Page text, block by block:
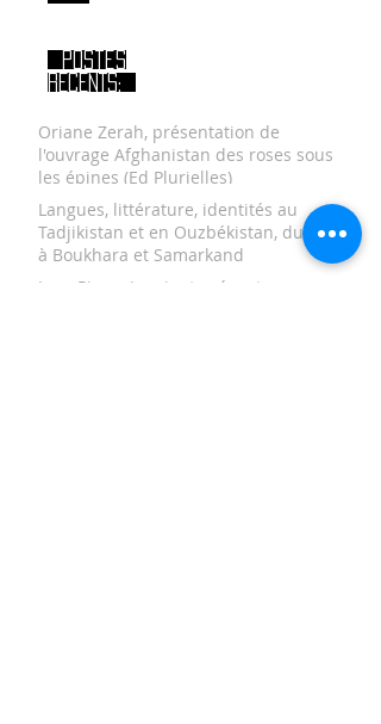
Postes
RECENTS:
Oriane Zerah, présentation de
l'ouvrage Afghanistan des roses sous
les épines (Ed Plurielles)
Langues, littérature, identités au
Tadjikistan et en Ouzbékistan, du Pamir
à Boukhara et Samarkand
Jean Pierre Luminet présente